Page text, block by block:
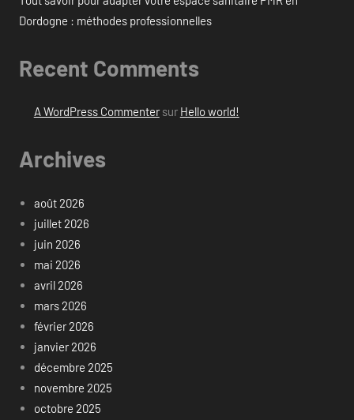
Dordogne : méthodes professionnelles
Recent Comments
A WordPress Commentersur Hello world!
Archives
août 2026
juillet 2026
juin 2026
mai 2026
avril 2026
mars 2026
février 2026
janvier 2026
décembre 2025
novembre 2025
octobre 2025